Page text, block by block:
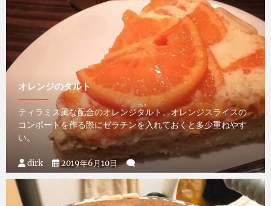
オレンジのタルト
ティラミス風な配合のオレンジタルト。オレンジスライスの
コンポートを作る際にゼラチンを入れておくと多少重ねやす
い。
dirk 2019年6月10日